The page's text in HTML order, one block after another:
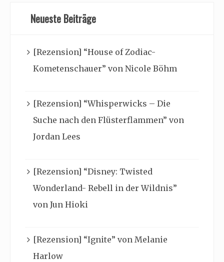
Neueste Beiträge
[Rezension] “House of Zodiac-
Kometenschauer” von Nicole Böhm
[Rezension] “Whisperwicks – Die
Suche nach den Flüsterflammen” von
Jordan Lees
[Rezension] “Disney: Twisted
Wonderland- Rebell in der Wildnis”
von Jun Hioki
[Rezension] “Ignite” von Melanie
Harlow